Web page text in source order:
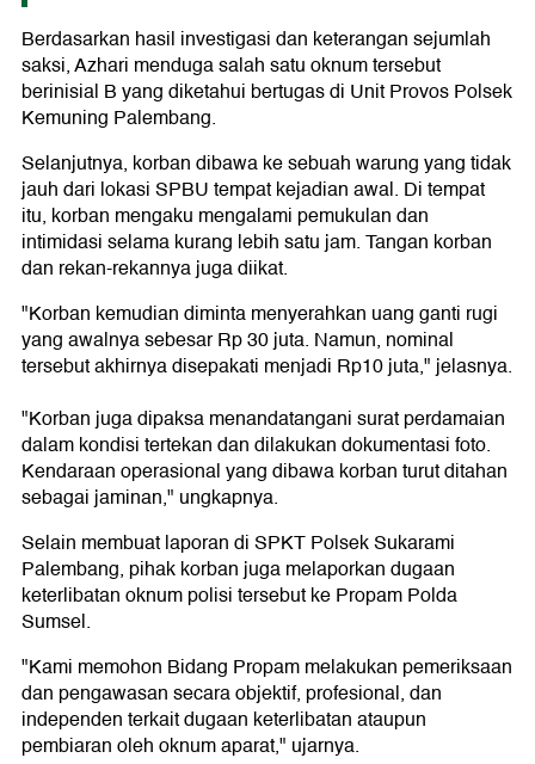
Berdasarkan hasil investigasi dan keterangan sejumlah
saksi, Azhari menduga salah satu oknum tersebut
berinisial B yang diketahui bertugas di Unit Provos Polsek
Kemuning Palembang.
Selanjutnya, korban dibawa ke sebuah warung yang tidak
jauh dari lokasi SPBU tempat kejadian awal. Di tempat
itu, korban mengaku mengalami pemukulan dan
intimidasi selama kurang lebih satu jam. Tangan korban
dan rekan-rekannya juga diikat.
"Korban kemudian diminta menyerahkan uang ganti rugi
yang awalnya sebesar Rp 30 juta. Namun, nominal
tersebut akhirnya disepakati menjadi Rp10 juta," jelasnya.
"Korban juga dipaksa menandatangani surat perdamaian
dalam kondisi tertekan dan dilakukan dokumentasi foto.
Kendaraan operasional yang dibawa korban turut ditahan
sebagai jaminan," ungkapnya.
Selain membuat laporan di SPKT Polsek Sukarami
Palembang, pihak korban juga melaporkan dugaan
keterlibatan oknum polisi tersebut ke Propam Polda
Sumsel.
"Kami memohon Bidang Propam melakukan pemeriksaan
dan pengawasan secara objektif, profesional, dan
independen terkait dugaan keterlibatan ataupun
pembiaran oleh oknum aparat," ujarnya.